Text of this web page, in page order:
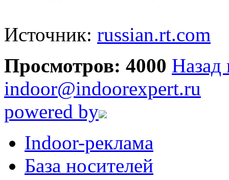
Источник: russian.rt.com
Просмотров: 4000 Назад
indoor@indoorexpert.ru
powered by
Indoor-реклама
База носителей